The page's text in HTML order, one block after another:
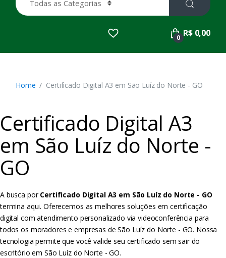
a
r
:
0 R$ 0,00
Home Certificado Digital A3 em São Luíz do Norte - GO
Certificado Digital A3
em São Luíz do Norte -
GO
A busca porCertificado Digital A3 em São Luíz do Norte - GO
termina aqui. Oferecemos as melhores soluções em certificação
digital com atendimento personalizado via videoconferência para
todos os moradores e empresas de São Luíz do Norte - GO. Nossa
tecnologia permite que você valide seu certificado sem sair do
escritório em São Luíz do Norte - GO.